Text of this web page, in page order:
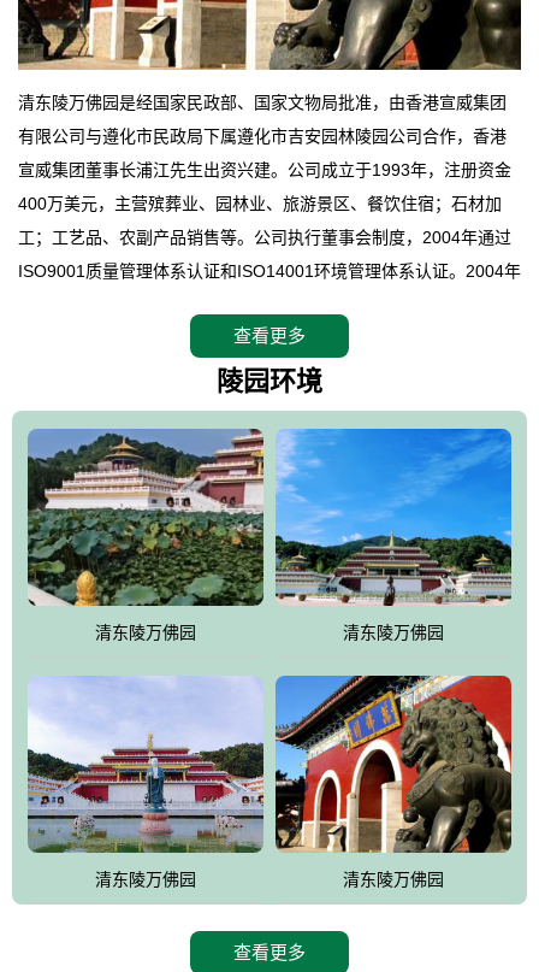
清东陵万佛园是经国家民政部、国家文物局批准，由香港宣威集团
有限公司与遵化市民政局下属遵化市吉安园林陵园公司合作，香港
宣威集团董事长浦江先生出资兴建。公司成立于1993年，注册资金
400万美元，主营殡葬业、园林业、旅游景区、餐饮住宿；石材加
工；工艺品、农副产品销售等。公司执行董事会制度，2004年通过
ISO9001质量管理体系认证和ISO14001环境管理体系认证。2004年
拥有4A级旅游区头衔的花园式陵园，园内建有四星级酒店一座。
万佛园位于遵化市境内，座落在世界文化遗产清东陵地形墙内，地
形绝佳，地理位置优越，交通便利。公司以“建设全国顶级人生后花
园、打造佛教精品旅游圣地”为目标，以海外归侨、国内外知名人士
的墓地安葬、祭祀吊亡并结合旅游参观构成其主要使用功能；以苍
郁绚丽、优雅宜人的园林景观构成其外部形象。通过墓园建设与造
园手法相结合的默契操作，建成一处特色鲜明、服务周全、环境优
美、民族风格突出，与周边文物古迹交相呼应的极具吸引力的花园
式园林。
万佛园工程一期占地448亩，目前完成投资近12亿元人民币，园区采
用全仿古式建筑，寻求与世界文化遗产地清东陵的和谐统一，在园
区建设中寻求陵园建设与景区建设的有机融合，充分发挥独一无二
的地形优势，打造现代艺术园林，建设旅游景观、寺庙、酒店等综
合服务设施，服务于陵园经营，使企业的多元化经营项目相互依
托、相互促进，园区绿化覆盖率达90%。
设计建造各种墓地墓位3万个；主体建筑金宝塔，墓位容量8万个，
能适应不同消费阶层的需求，为客户提供墓碑设计制作服务、特色
查看更多
陵园环境
清东陵万佛园 清东陵万佛园
清东陵万佛园 清东陵万佛园
查看更多